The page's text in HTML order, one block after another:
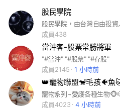
投資力量。 股民學院，顧名思義，以股民以散戶為核心，去除
機構化，共同進步，共同學習，
一直按照校長謝金利的教導，堅
地，幫助投資者成長，相互進步，
一處打，將資金優勢化成團體的
學員，承擔的投資風險分散，利益
做人的根本，‘人之初，性本善’
手有餘香，經歷漫長的十年，股
今的萬人，經歷了市場的起起落
民學院的朋友，用最專業，最頂
資。 股民學院的宗旨：，共同進步，共同學習，共同收益， 股
民學院成立的目的：幫助更多的
量，壯大股民學院，賺錢收益的同
股民學院
成員438
當沖客-股票常勝將軍
"#當沖" "#股票" "#存股"
成員2145
1 小時前
成員4023
4 小時前